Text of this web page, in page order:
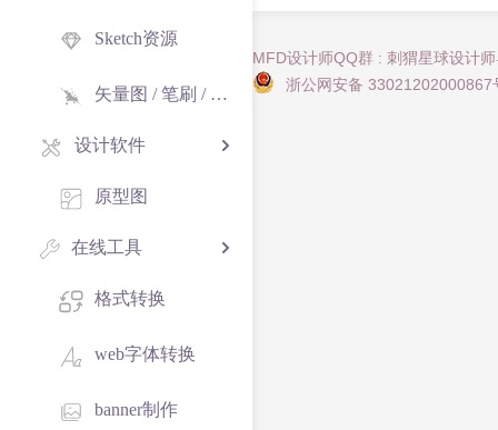
Sketch资源
矢量图 / 笔刷 / 纹理
设计软件
原型图
在线工具
格式转换
web字体转换
banner制作
MFD设计师QQ群 : 刺猬星球设计
浙公网安备 33021202000867